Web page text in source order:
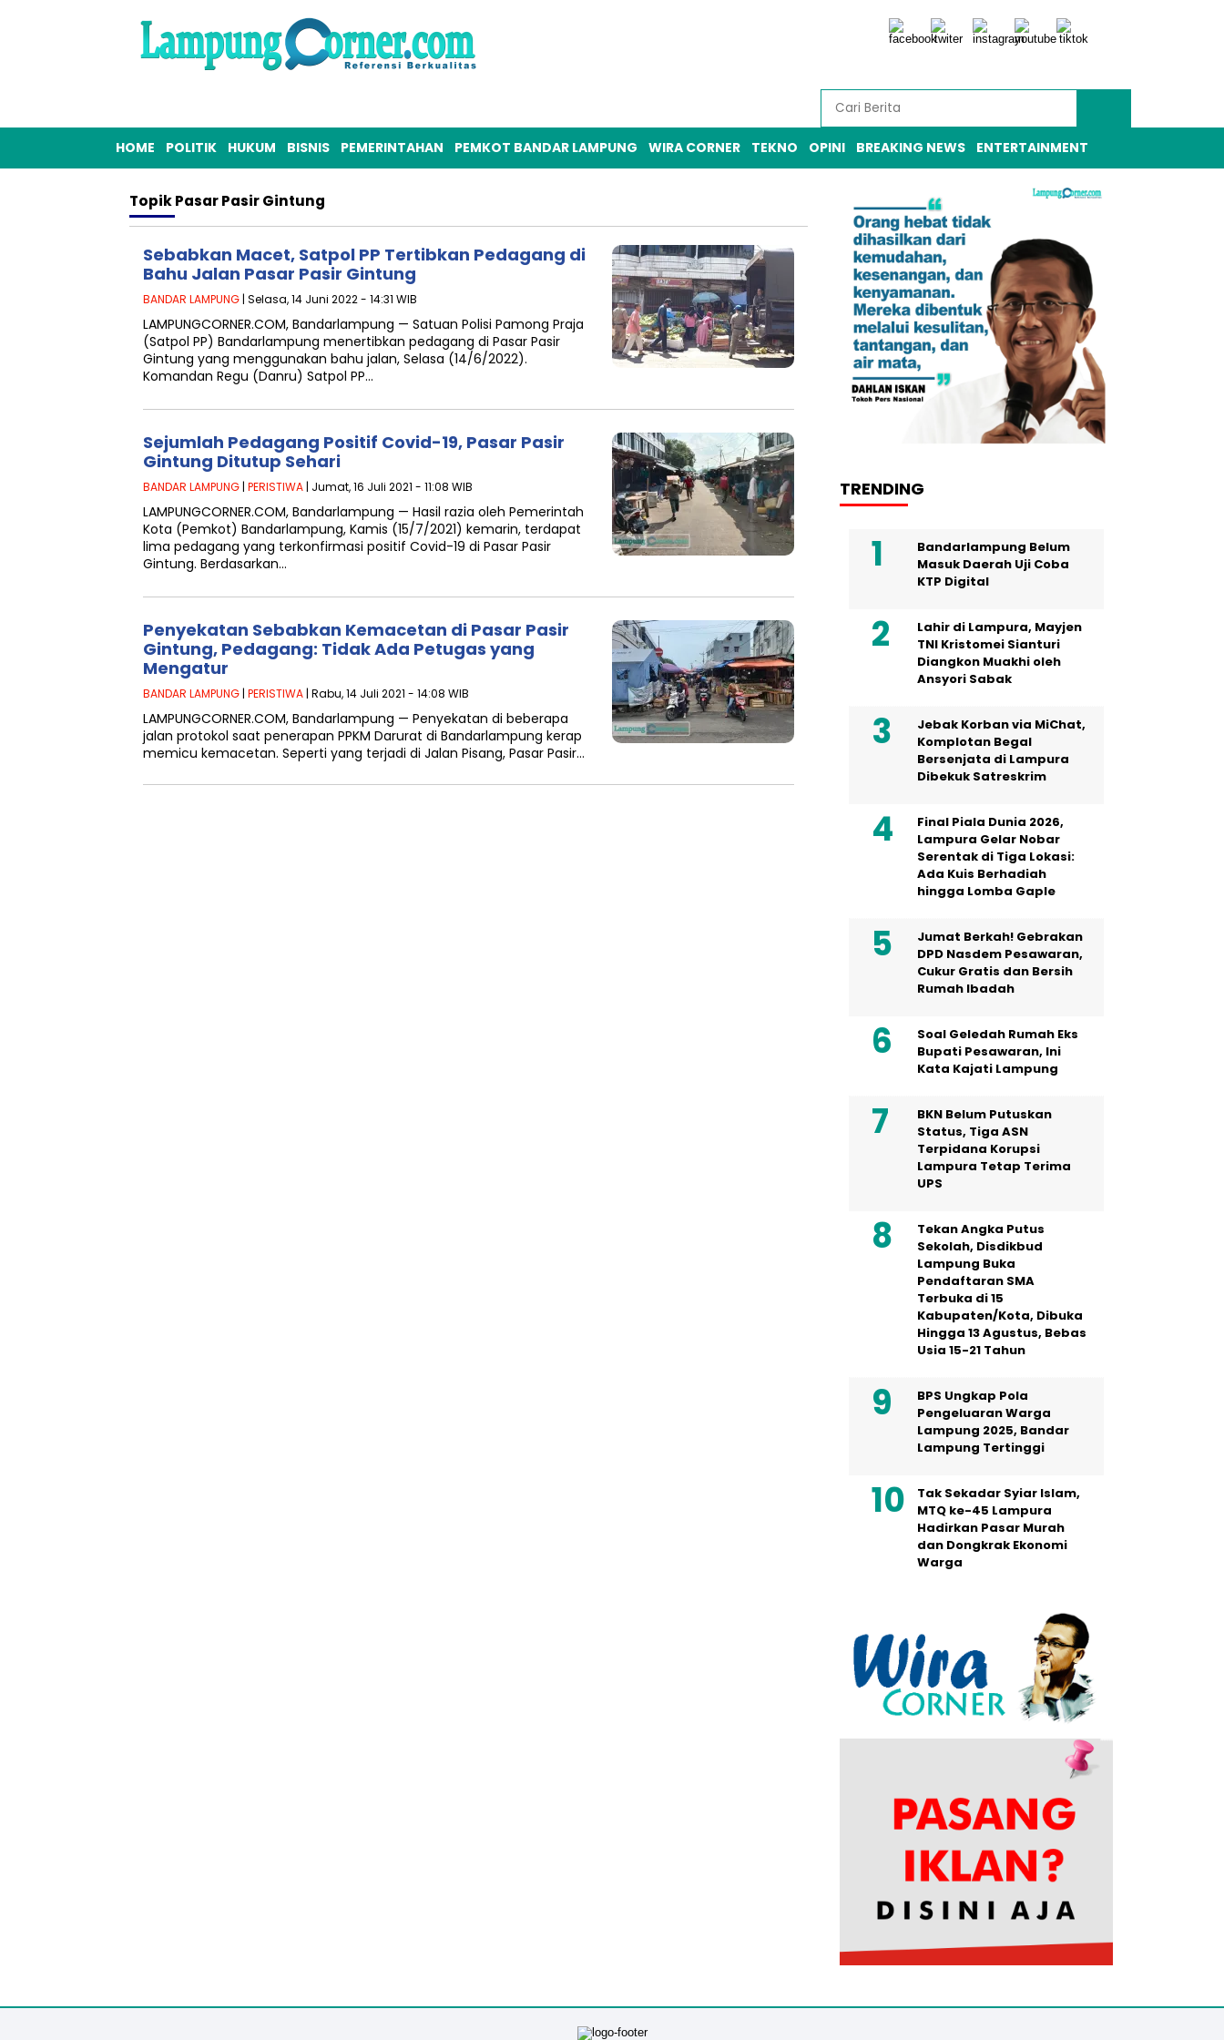
HOME POLITIK HUKUM BISNIS PEMERINTAHAN PEMKOT BANDAR LAMPUNG WIRA CORNER TEKNO OPINI BREAKING NEWS ENTERTAINMENT
TopikPasar Pasir Gintung
Sebabkan Macet, Satpol PP Tertibkan Pedagang di
Bahu Jalan Pasar Pasir Gintung
BANDAR LAMPUNG | Selasa, 14 Juni 2022 - 14:31 WIB
LAMPUNGCORNER.COM, Bandarlampung — Satuan Polisi Pamong Praja
(Satpol PP) Bandarlampung menertibkan pedagang di Pasar Pasir
Gintung yang menggunakan bahu jalan, Selasa (14/6/2022).
Komandan Regu (Danru) Satpol PP…
Sejumlah Pedagang Positif Covid-19, Pasar Pasir
Gintung Ditutup Sehari
BANDAR LAMPUNG | PERISTIWA | Jumat, 16 Juli 2021 - 11:08 WIB
LAMPUNGCORNER.COM, Bandarlampung — Hasil razia oleh Pemerintah
Kota (Pemkot) Bandarlampung, Kamis (15/7/2021) kemarin, terdapat
lima pedagang yang terkonfirmasi positif Covid-19 di Pasar Pasir
Gintung. Berdasarkan…
Penyekatan Sebabkan Kemacetan di Pasar Pasir
Gintung, Pedagang: Tidak Ada Petugas yang
Mengatur
BANDAR LAMPUNG | PERISTIWA | Rabu, 14 Juli 2021 - 14:08 WIB
LAMPUNGCORNER.COM, Bandarlampung — Penyekatan di beberapa
jalan protokol saat penerapan PPKM Darurat di Bandarlampung kerap
memicu kemacetan. Seperti yang terjadi di Jalan Pisang, Pasar Pasir…
TRENDING
Bandarlampung Belum
Masuk Daerah Uji Coba
KTP Digital
Lahir di Lampura, Mayjen
TNI Kristomei Sianturi
Diangkon Muakhi oleh
Ansyori Sabak
Jebak Korban via MiChat,
Komplotan Begal
Bersenjata di Lampura
Dibekuk Satreskrim
Final Piala Dunia 2026,
Lampura Gelar Nobar
Serentak di Tiga Lokasi:
Ada Kuis Berhadiah
hingga Lomba Gaple
Jumat Berkah! Gebrakan
DPD Nasdem Pesawaran,
Cukur Gratis dan Bersih
Rumah Ibadah
Soal Geledah Rumah Eks
Bupati Pesawaran, Ini
Kata Kajati Lampung
BKN Belum Putuskan
Status, Tiga ASN
Terpidana Korupsi
Lampura Tetap Terima
UPS
Tekan Angka Putus
Sekolah, Disdikbud
Lampung Buka
Pendaftaran SMA
Terbuka di 15
Kabupaten/Kota, Dibuka
Hingga 13 Agustus, Bebas
Usia 15-21 Tahun
BPS Ungkap Pola
Pengeluaran Warga
Lampung 2025, Bandar
Lampung Tertinggi
Tak Sekadar Syiar Islam,
MTQ ke-45 Lampura
Hadirkan Pasar Murah
dan Dongkrak Ekonomi
Warga